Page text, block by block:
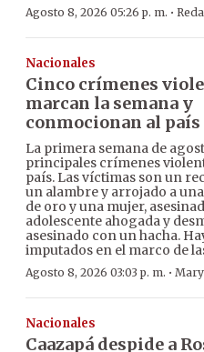
Agosto 8, 2026 05:26 p. m. ·
Nacionales
Cinco crímenes
marcan la semana y
conmocionan al país
La primera semana de
principales crímenes
país. Las víctimas son un
un alambre y arrojado a
de oro y una mujer,
adolescente ahogada y
asesinado con un hacha.
imputados en el marco de
Agosto 8, 2026 03:03 p. m. ·
Nacionales
Caazapá despide a